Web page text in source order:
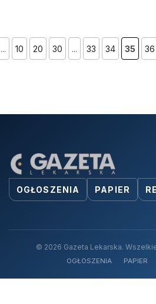
... 10 20 30 ... 33 34 35 36
OGŁOSZENIA PAPIER
© 2026 Gazeta Lekarska.
OGŁOSZENIA PAPIER